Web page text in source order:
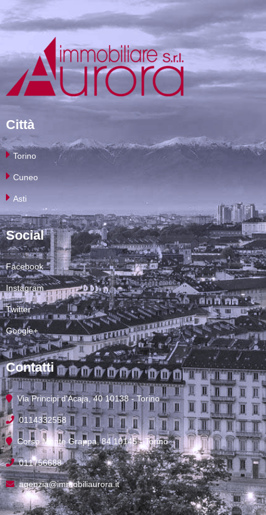
Città
Torino
Cuneo
Asti
Social
Facebook
Instagram
Twitter
Google+
Contatti
Via Principi d'Acaja, 40 10138 - Torino
0114332558
Corso Monte Grappa, 84 10145 - Torino
011756688
agenzia@immobiliaurora.it